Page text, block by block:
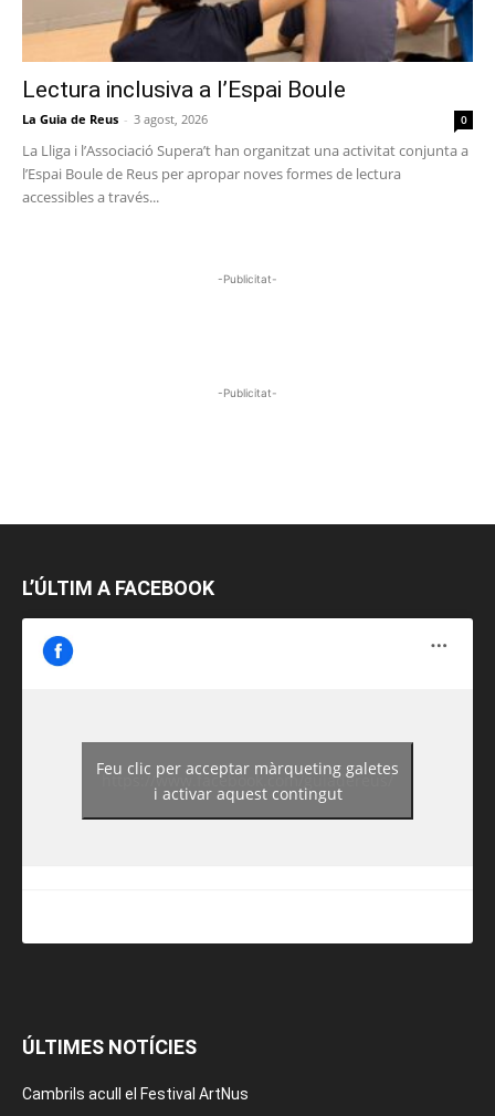
Lectura inclusiva a l’Espai Boule
La Guia de Reus - 3 agost, 2026 0
La Lliga i l’Associació Supera’t han organitzat una activitat conjunta a
l’Espai Boule de Reus per apropar noves formes de lectura
accessibles a través...
-Publicitat-
-Publicitat-
L’ÚLTIM A FACEBOOK
https://www.facebook.com/guiadereus/
Feu clic per acceptar màrqueting galetes
i activar aquest contingut
ÚLTIMES NOTÍCIES
Cambrils acull el Festival ArtNus